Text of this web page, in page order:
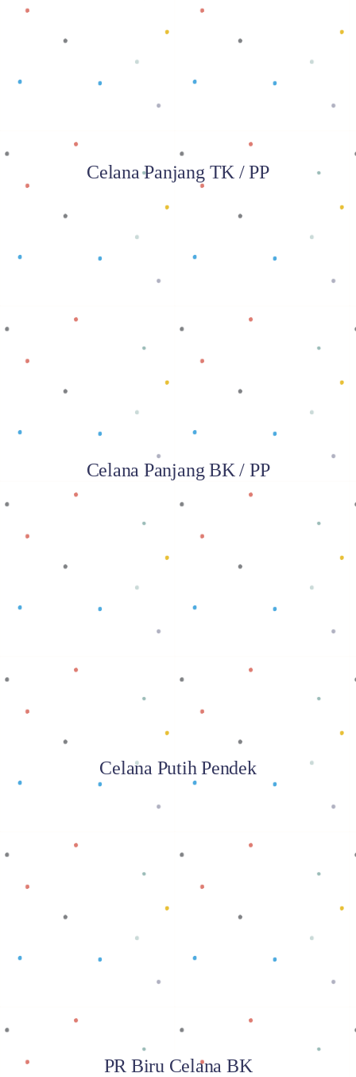
Celana Panjang TK / PP
Celana Panjang BK / PP
Celana Putih Pendek
Baca selengkapnya
PR Biru Celana BK